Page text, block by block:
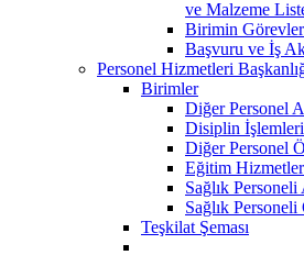
ve Malzeme
Birimin
Başvuru ve İş
Personel Hizmetleri
Birimler
Diğer Personel
Disiplin
Diğer Personel
Eğitim
Sağlık
Sağlık
Teşkilat Şeması